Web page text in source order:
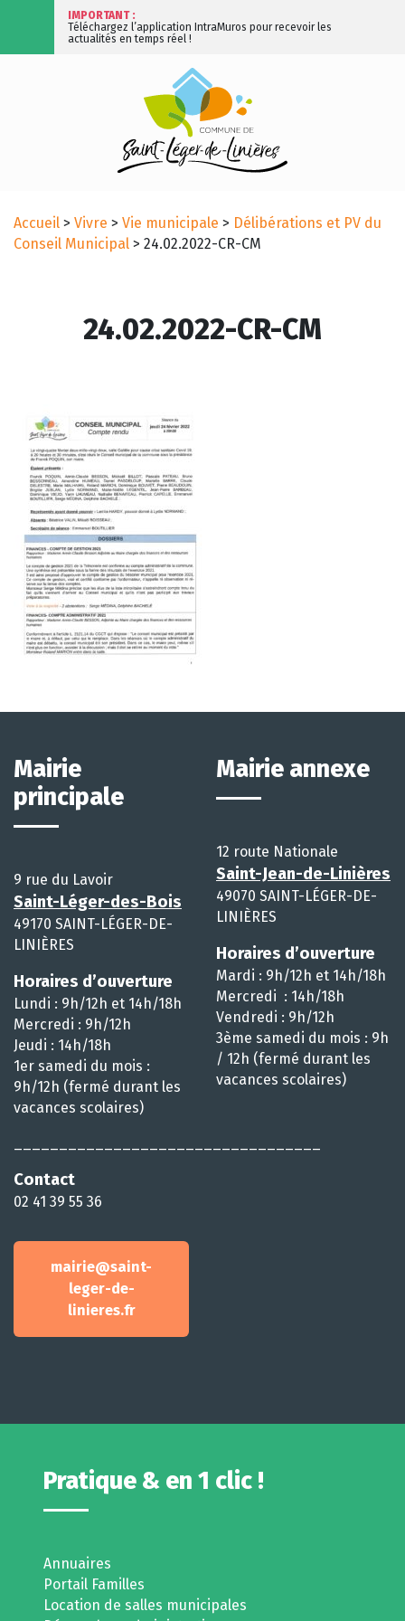
IMPORTANT :
Téléchargez l’application IntraMuros pour recevoir les
actualités en temps réel !
Accueil > Vivre > Vie municipale > Délibérations et PV du
Conseil Municipal > 24.02.2022-CR-CM
24.02.2022-CR-CM
Mairie
principale
9 rue du Lavoir
Saint-Léger-des-Bois
49170 SAINT-LÉGER-DE-
LINIÈRES
Horaires d’ouverture
Lundi : 9h/12h et 14h/18h
Mercredi : 9h/12h
Jeudi : 14h/18h
1er samedi du mois :
9h/12h (fermé durant les
vacances scolaires)
Contact
02 41 39 55 36
mairie@saint-
leger-de-
linieres.fr
Mairie annexe
12 route Nationale
Saint-Jean-de-Linières
49070 SAINT-LÉGER-DE-
LINIÈRES
Horaires d’ouverture
Mardi : 9h/12h et 14h/18h
Mercredi : 14h/18h
Vendredi : 9h/12h
3ème samedi du mois : 9h
/ 12h (fermé durant les
vacances scolaires)
Pratique & en 1 clic !
Annuaires
Portail Familles
Location de salles municipales